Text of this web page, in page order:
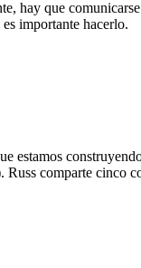
hay que
importante hacerlo.
comparte cinco